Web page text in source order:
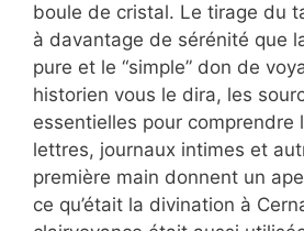
boule de cristal. Le tirage du
à davantage de sérénité que
pure et le “simple” don de
historien vous le dira, les
essentielles pour comprendre
lettres, journaux intimes et
première main donnent un
ce qu’était la divination à